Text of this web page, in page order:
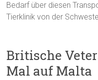
Bedarf über diesen
Tierklinik von der
Britische
Mal auf Malta